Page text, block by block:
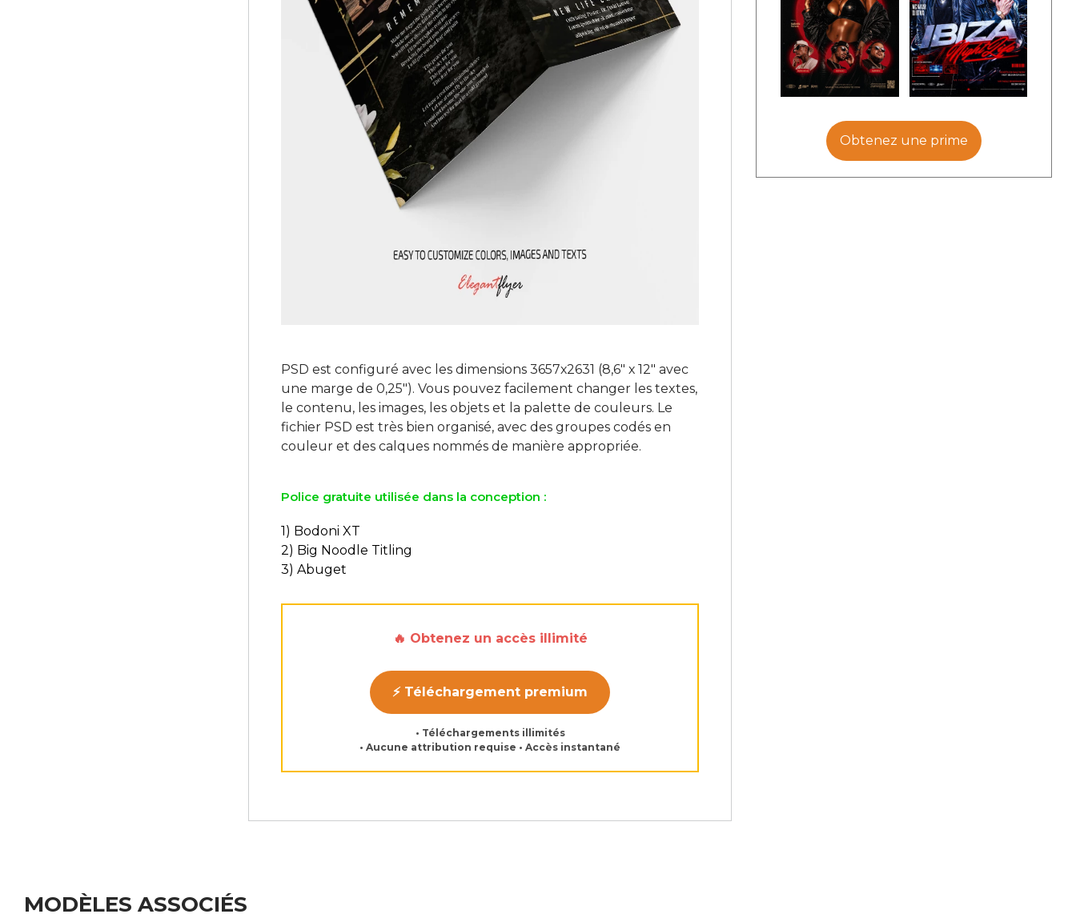
PSD est configuré avec les dimensions 3657х2631 (8,6" х 12" avec
une marge de 0,25"). Vous pouvez facilement changer les textes,
le contenu, les images, les objets et la palette de couleurs. Le
fichier PSD est très bien organisé, avec des groupes codés en
Police gratuite utilisée dans la conception :
1) Bodoni XT
2) Big Noodle Titling
3) Abuget
🔥 Obtenez un accès illimité
⚡ Téléchargement premium
• Téléchargements illimités
• Aucune attribution requise • Accès instantané
Obtenez une prime
MODÈLES ASSOCIÉS